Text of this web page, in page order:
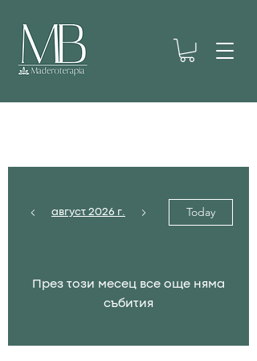
август 2026 г. Today
През този месец все още няма
събития